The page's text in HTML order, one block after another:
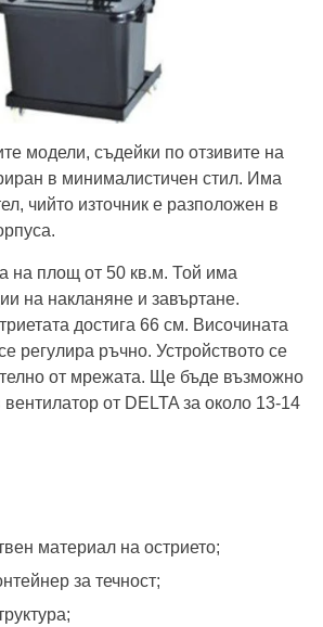
модели, съдейки по отзивите на
в минималистичен стил. Има
чийто източник е разположен в
на площ от 50 кв.м. Той има
на накланяне и завъртане.
достига 66 см. Височината
регулира ръчно. Устройството се
от мрежата. Ще бъде възможно
вентилатор от DELTA за около 13-14
материал на острието;
за течност;